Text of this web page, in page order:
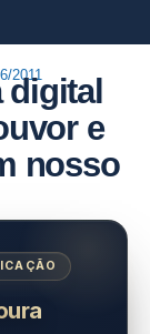
2011
digital
e
nosso